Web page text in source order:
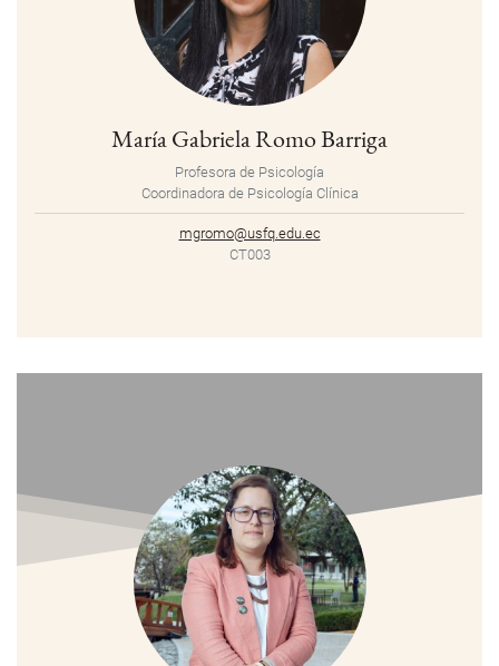
María Gabriela Romo Barriga
Profesora de Psicología
Coordinadora de Psicología Clínica
mgromo@usfq.edu.ec
CT003